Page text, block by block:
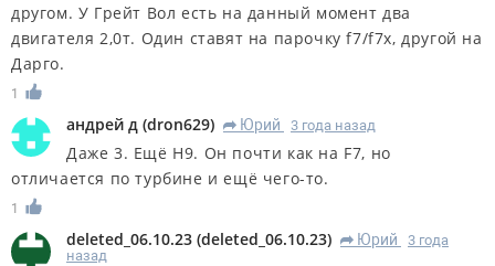
другом. У Грейт Вол есть на данный момент два
двигателя 2,0т. Один ставят на парочку f7/f7x, другой на
Дарго.
1
андрей д (dron629) R Юрий 3 года назад
Даже 3. Ещё H9. Он почти как на F7, но
отличается по турбине и ещё чего-то.
1
deleted_06.10.23 (deleted_06.10.23) R Юрий
3 года
назад